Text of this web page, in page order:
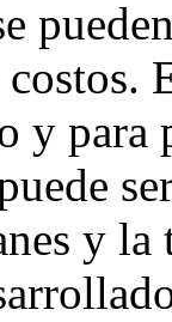
y para
y